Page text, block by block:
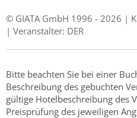
© GIATA GmbH 1996 - 2026 |
| Veranstalter: DER
Bitte beachten Sie bei einer
Beschreibung des gebuchten
gültige Hotelbeschreibung des
Preisprüfung des jeweiligen